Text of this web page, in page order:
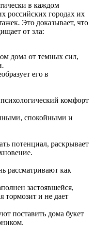
в каждом
российских городах их
Это доказывает, что
от зла:
дома от темных сил,
его в
комфорт
спокойными и
потенциал, раскрывает
рассматривают как
застоявшейся,
тормозит и не дает
поставить дома букет